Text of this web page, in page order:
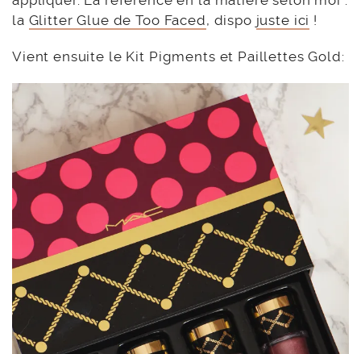
la Glitter Glue de Too Faced, dispo juste ici !
Vient ensuite le Kit Pigments et Paillettes Gold: